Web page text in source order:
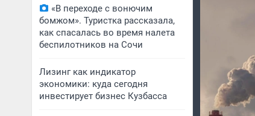
«В переходе с вонючим
бомжом». Туристка рассказала,
как спасалась во время налета
беспилотников на Сочи
Лизинг как индикатор
экономики: куда сегодня
инвестирует бизнес Кузбасса